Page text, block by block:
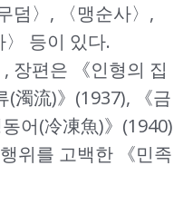
덤〉, 〈맹순사〉,
〉 등이 있다.
장편은 《인형의 집
(濁流)》(1937), 《금
어(冷凍魚)》(1940)
위를 고백한 《민족